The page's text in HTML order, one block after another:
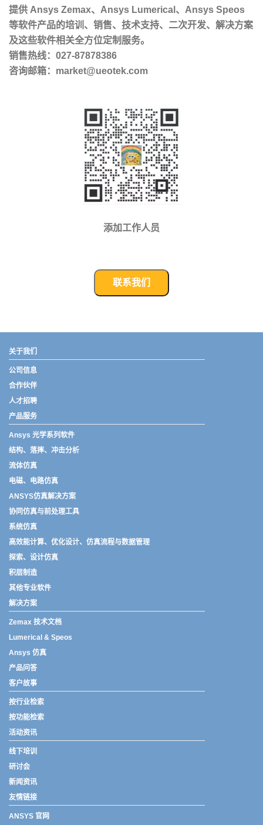
提供 Ansys Zemax、Ansys Lumerical、Ansys Speos
等软件产品的培训、销售、技术支持、二次开发、解决方案
及这些软件相关全方位定制服务。
销售热线：027-87878386
咨询邮箱：market@ueotek.com
添加工作人员
联系我们
关于我们
公司信息
合作伙伴
人才招聘
产品服务
Ansys 光学系列软件
结构、落摔、冲击分析
流体仿真
电磁、电路仿真
ANSYS仿真解决方案
协同仿真与前处理工具
系统仿真
高效能计算、优化设计、仿真流程与数据管理
探索、设计仿真
积层制造
其他专业软件
解决方案
Zemax 技术文档
Lumerical & Speos
Ansys 仿真
产品问答
客户故事
按行业检索
按功能检索
活动资讯
线下培训
研讨会
新闻资讯
友情链接
ANSYS 官网